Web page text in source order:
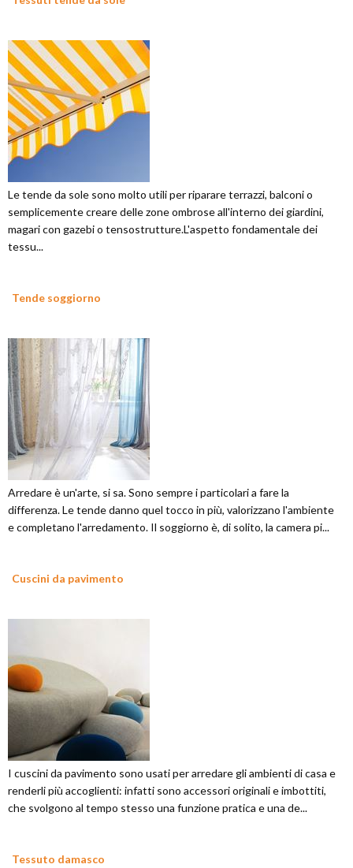
Le tende da sole sono molto utili per riparare terrazzi, balconi o
semplicemente creare delle zone ombrose all'interno dei giardini,
magari con gazebi o tensostrutture.L'aspetto fondamentale dei
tessu...
Tende soggiorno
Arredare è un'arte, si sa. Sono sempre i particolari a fare la
differenza. Le tende danno quel tocco in più, valorizzano l'ambiente
e completano l'arredamento. Il soggiorno è, di solito, la camera pi...
Cuscini da pavimento
I cuscini da pavimento sono usati per arredare gli ambienti di casa e
renderli più accoglienti: infatti sono accessori originali e imbottiti,
che svolgono al tempo stesso una funzione pratica e una de...
Tessuto damasco